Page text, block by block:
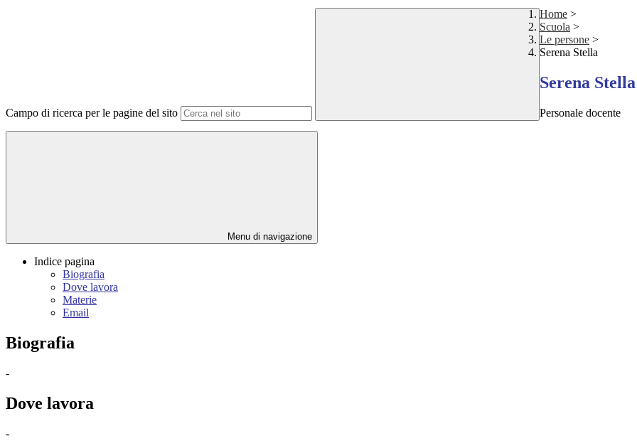
Campo di ricerca per le pagine del sito
Home >
Scuola >
Le persone >
Serena Stella
Serena Stella
Personale docente
Menu di navigazione
Indice pagina
Biografia
Dove lavora
Materie
Email
Biografia
-
Dove lavora
-